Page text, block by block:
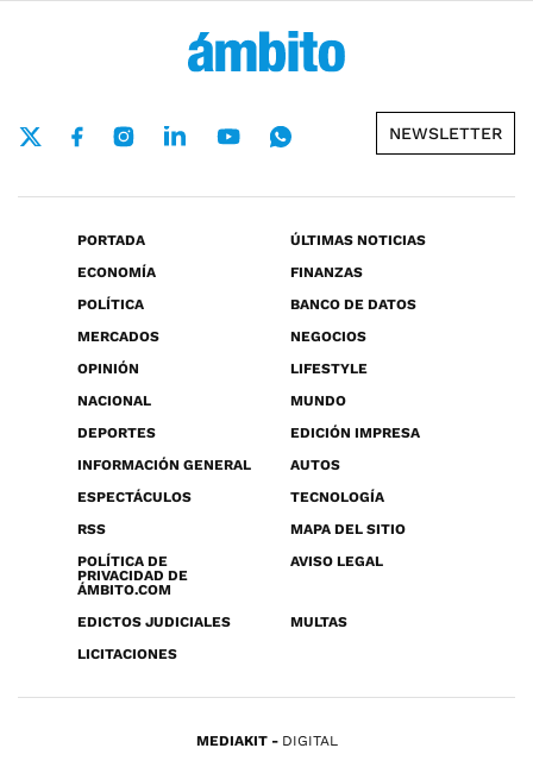
NEWSLETTER
PORTADA
ÚLTIMAS NOTICIAS
ECONOMÍA
FINANZAS
POLÍTICA
BANCO DE DATOS
MERCADOS
NEGOCIOS
OPINIÓN
LIFESTYLE
NACIONAL
MUNDO
DEPORTES
EDICIÓN IMPRESA
INFORMACIÓN GENERAL
AUTOS
ESPECTÁCULOS
TECNOLOGÍA
RSS
MAPA DEL SITIO
POLÍTICA DE
PRIVACIDAD DE
ÁMBITO.COM
AVISO LEGAL
EDICTOS JUDICIALES
MULTAS
LICITACIONES
MEDIAKIT DIGITAL